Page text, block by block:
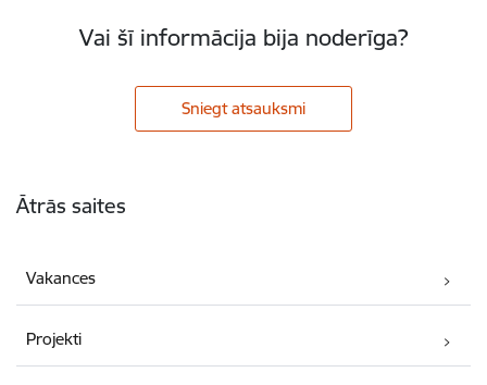
Vai šī informācija bija noderīga?
Sniegt atsauksmi
Ātrās saites
Vakances
Projekti